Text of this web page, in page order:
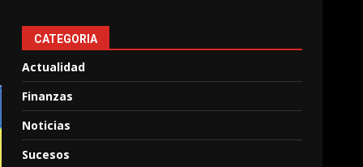
CATEGORIA
Actualidad
Finanzas
Noticias
Sucesos